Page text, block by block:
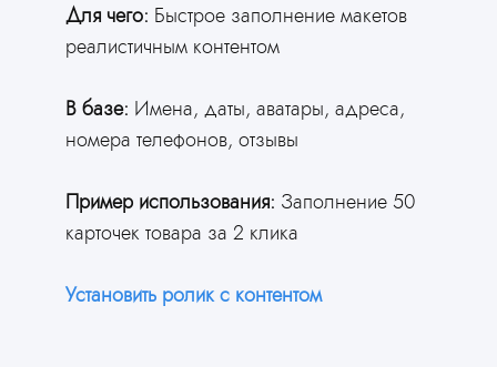
Для чего: Быстрое заполнение макетов
реалистичным контентом
В базе: Имена, даты, аватары, адреса,
номера телефонов, отзывы
Пример использования: Заполнение 50
карточек товара за 2 клика
Установить ролик с контентом